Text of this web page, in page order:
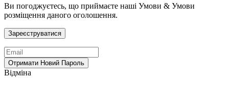
Ви погоджуєтесь, що приймаєте наші Умови & Умови
розміщення даного оголошення.
Відміна